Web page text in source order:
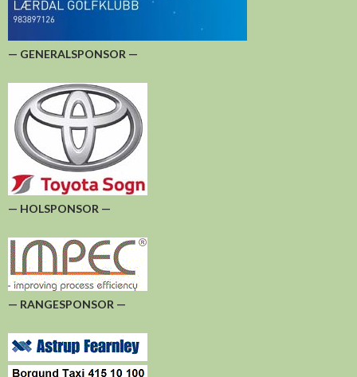
— GENERALSPONSOR —
— HOLSPONSOR —
— RANGESPONSOR —